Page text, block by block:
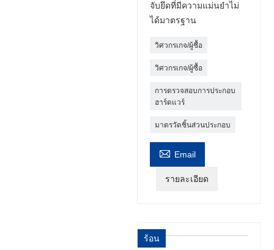
จับยึดที่มีความแม่นยำไม่
ได้มาตรฐาน
วิศวกรเกจ/ผู้ซื้อ
วิศวกรเกจ/ผู้ซื้อ
การตรวจสอบการประกอบ
ฮาร์ดแวร์
มาตรวัดชิ้นส่วนประกอบ
 Email
รายละเอียด
ร้อน